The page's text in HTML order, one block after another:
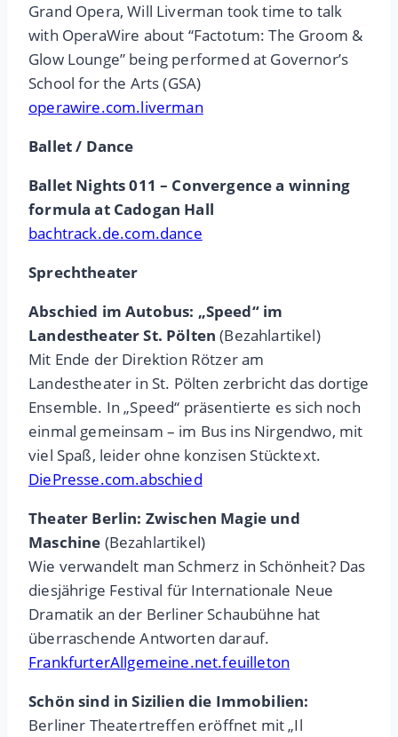
Grand Opera, Will Liverman took time to talk
with OperaWire about “Factotum: The Groom &
Glow Lounge” being performed at Governor’s
School for the Arts (GSA)
operawire.com.liverman
Ballet / Dance
Ballet Nights 011 – Convergence a winning
formula at Cadogan Hall
bachtrack.de.com.dance
Sprechtheater
Abschied im Autobus: „Speed“ im
Landestheater St. Pölten (Bezahlartikel)
Mit Ende der Direktion Rötzer am
Landestheater in St. Pölten zerbricht das dortige
Ensemble. In „Speed“ präsentierte es sich noch
einmal gemeinsam – im Bus ins Nirgendwo, mit
viel Spaß, leider ohne konzisen Stücktext.
DiePresse.com.abschied
Theater Berlin: Zwischen Magie und
Maschine (Bezahlartikel)
Wie verwandelt man Schmerz in Schönheit? Das
diesjährige Festival für Internationale Neue
Dramatik an der Berliner Schaubühne hat
überraschende Antworten darauf.
FrankfurterAllgemeine.net.feuilleton
Schön sind in Sizilien die Immobilien:
Berliner Theatertreffen eröffnet mit „Il